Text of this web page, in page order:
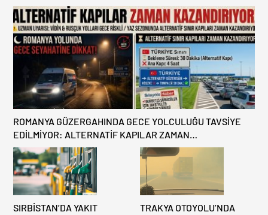
HATA, ARACINA 6 AY EL
KONULMASINA YOL AÇTI
Benzinlikte Eşini Unuttu!
ROMANYA GÜZERGAHINDA GECE YOLCULUĞU TAVSİYE
EDİLMİYOR: ALTERNATİF KAPILAR ZAMAN
KAZANDIRIYOR!
SIRBİSTAN’DA YAKIT TRAKYA OTOYOLU’NDA